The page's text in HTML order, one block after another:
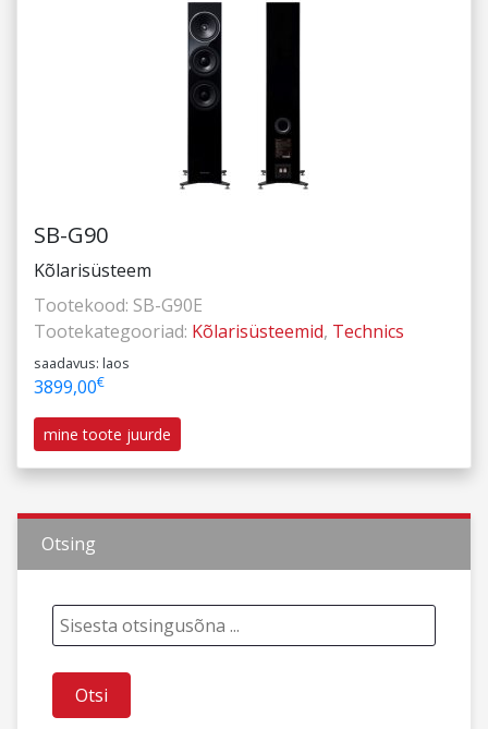
SB-G90
Kõlarisüsteem
Tootekood: SB-G90E
Tootekategooriad: Kõlarisüsteemid, Technics
saadavus: laos
3899,00€
mine toote juurde
Otsing